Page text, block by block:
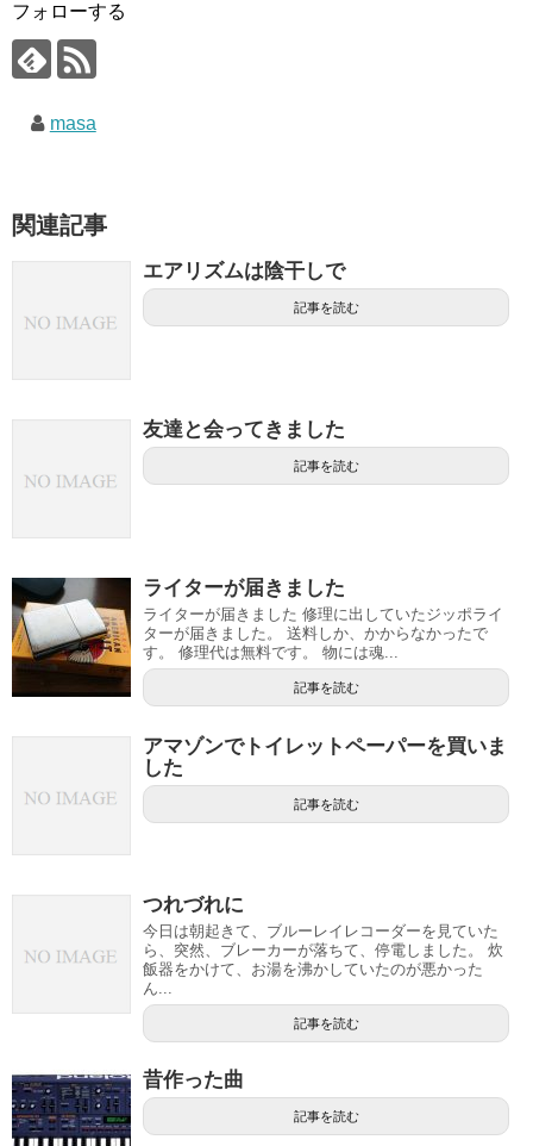
フォローする
masa
関連記事
エアリズムは陰干しで
記事を読む
友達と会ってきました
記事を読む
ライターが届きました
ライターが届きました 修理に出していたジッポライ
ターが届きました。 送料しか、かからなかったで
す。 修理代は無料です。 物には魂...
記事を読む
アマゾンでトイレットペーパーを買いま
した
記事を読む
つれづれに
今日は朝起きて、ブルーレイレコーダーを見ていた
ら、突然、ブレーカーが落ちて、停電しました。 炊
飯器をかけて、お湯を沸かしていたのが悪かった
ん...
記事を読む
昔作った曲
記事を読む